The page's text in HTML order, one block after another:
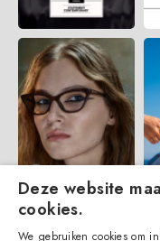
Deze website
cookies.
We gebruiken cookies om